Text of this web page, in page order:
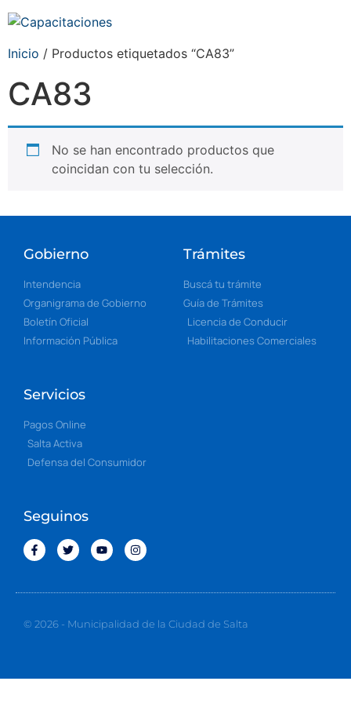
Inicio / Productos etiquetados “CA83”
CA83
No se han encontrado productos que
coincidan con tu selección.
Gobierno
Intendencia
Organigrama de Gobierno
Boletín Oficial
Información Pública
Trámites
Buscá tu trámite
Guía de Trámites
Licencia de Conducir
Habilitaciones Comerciales
Servicios
Pagos Online
Salta Activa
Defensa del Consumidor
Seguinos
© 2026 - Municipalidad de la Ciudad de Salta